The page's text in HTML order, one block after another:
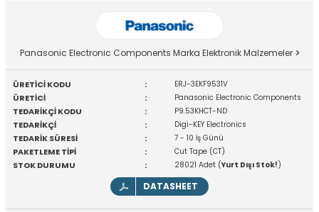
Panasonic Electronic Components Marka Elektronik Malzemeler
ÜRETİCİ KODU : ERJ-3EKF9531V
ÜRETİCİ : Panasonic Electronic Components
TEDARİKÇİ KODU : P9.53KHCT-ND
TEDARİKÇİ : Digi-KEY Electronics
TEDARİK SÜRESİ : 7 - 10 İş Günü
PAKETLEME TİPİ : Cut Tape (CT)
STOK DURUMU : 28021 Adet (Yurt Dışı Stok!)
DATASHEET